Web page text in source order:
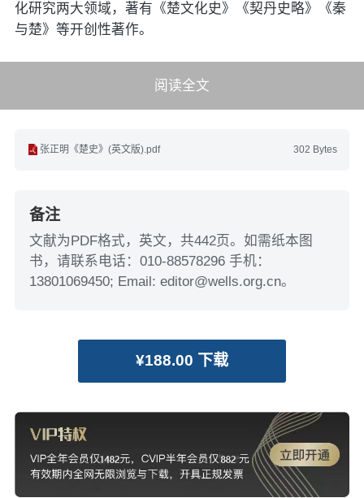
化研究两大领域，著有《楚文化史》《契丹史略》《秦
与楚》等开创性著作。
阅读全文
302 Bytes
张正明《楚史》(英文版).pdf
备注
文献为PDF格式，英文，共442页。如需纸本图
书，请联系电话：010-88578296 手机：
13801069450; Email: editor@wells.org.cn。
¥188.00 下载